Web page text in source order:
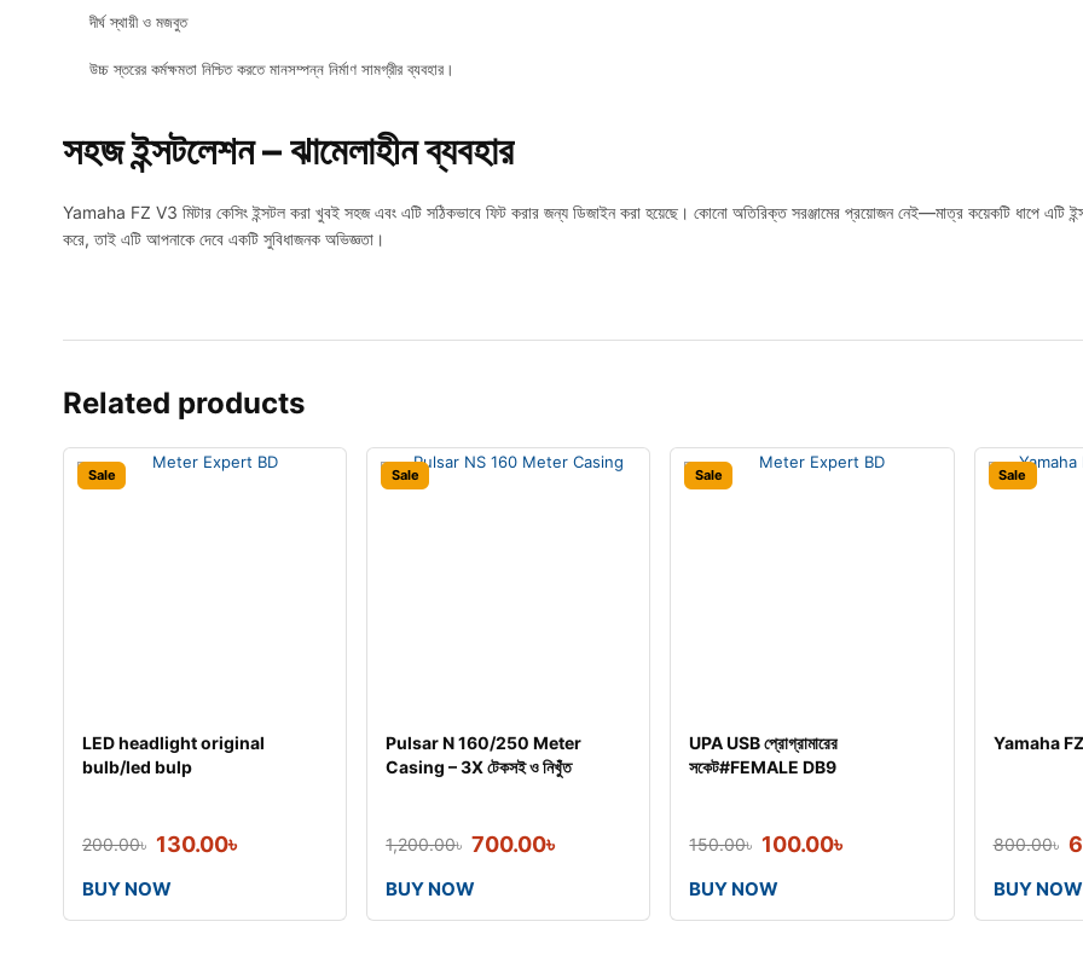
দীর্ঘ স্থায়ী ও মজবুত
উচ্চ স্তরের কর্মক্ষমতা নিশ্চিত করতে মানসম্পন্ন নির্মাণ সামগ্রীর ব্যবহার।
সহজ ইন্সটলেশন – ঝামেলাহীন ব্যবহার
Yamaha FZ V3 মিটার কেসিং ইন্সটল করা খুবই সহজ এবং এটি সঠিকভাবে ফিট করার জন্য ডিজাইন করা হয়েছে। কোনো অতিরিক্ত সরঞ্জামের প্রয়োজন নেই—মাত্র কয়েকটি ধাপে এটি
করে, তাই এটি আপনাকে দেবে একটি সুবিধাজনক অভিজ্ঞতা।
Related products
Sale
LED headlight original
bulb/led bulp
200.00৳ 130.00৳
BUY NOW
Sale
Pulsar N 160/250 Meter
Casing – 3X টেকসই ও নিখুঁত
1,200.00৳ 700.00৳
BUY NOW
Sale
UPA USB প্রোগ্রামারের
সকেট#FEMALE DB9
150.00৳ 100.00৳
BUY NOW
Sale
Yamaha
800.00৳
BUY NOW